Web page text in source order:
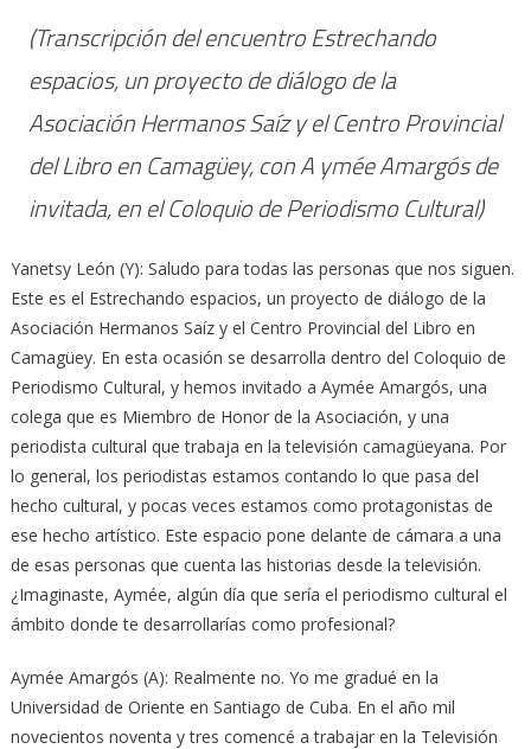
(Transcripción del encuentro Estrechando
espacios, un proyecto de diálogo de la
Asociación Hermanos Saíz y el Centro Provincial
del Libro en Camagüey, con A ymée Amargós de
invitada, en el Coloquio de Periodismo Cultural)
Yanetsy León (Y): Saludo para todas las personas que nos siguen.
Este es el Estrechando espacios, un proyecto de diálogo de la
Asociación Hermanos Saíz y el Centro Provincial del Libro en
Camagüey. En esta ocasión se desarrolla dentro del Coloquio de
Periodismo Cultural, y hemos invitado a Aymée Amargós, una
colega que es Miembro de Honor de la Asociación, y una
periodista cultural que trabaja en la televisión camagüeyana. Por
lo general, los periodistas estamos contando lo que pasa del
hecho cultural, y pocas veces estamos como protagonistas de
ese hecho artístico. Este espacio pone delante de cámara a una
de esas personas que cuenta las historias desde la televisión.
¿Imaginaste, Aymée, algún día que sería el periodismo cultural el
ámbito donde te desarrollarías como profesional?
Aymée Amargós (A): Realmente no. Yo me gradué en la
Universidad de Oriente en Santiago de Cuba. En el año mil
novecientos noventa y tres comencé a trabajar en la Televisión